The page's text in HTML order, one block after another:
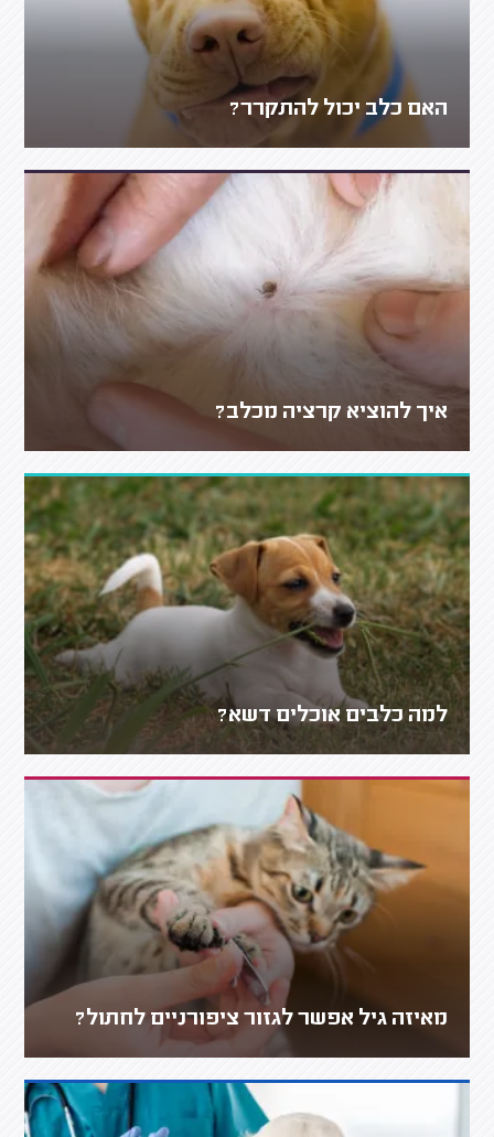
האם כלב יכול להתקרר?
איך להוציא קרציה מכלב?
למה כלבים אוכלים דשא?
מאיזה גיל אפשר לגזור ציפורניים לחתול?